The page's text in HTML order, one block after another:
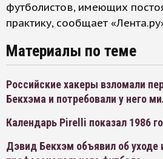
футболистов, имеющих
практику, сообщает
Материалы по теме
Российские хакеры взломали
Бекхэма и потребовали у него
Календарь Pirelli показал 1986
Дэвид Бекхэм объявил об уходе